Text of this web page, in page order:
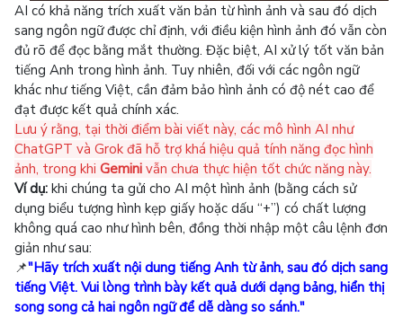
AI có khả năng trích xuất văn bản từ hình ảnh và sau đó dịch
sang ngôn ngữ được chỉ định, với điều kiện hình ảnh đó vẫn còn
đủ rõ để đọc bằng mắt thường. Đặc biệt, AI xử lý tốt văn bản
tiếng Anh trong hình ảnh. Tuy nhiên, đối với các ngôn ngữ
khác như tiếng Việt, cần đảm bảo hình ảnh có độ nét cao để
đạt được kết quả chính xác.
Lưu ý rằng, tại thời điểm bài viết này, các mô hình AI như
ChatGPT và Grok đã hỗ trợ khá hiệu quả tính năng đọc hình
ảnh, trong khi Gemini vẫn chưa thực hiện tốt chức năng này.
Ví dụ: khi chúng ta gửi cho AI một hình ảnh (bằng cách sử
dụng biểu tượng hình kẹp giấy hoặc dấu “+”) có chất lượng
không quá cao như hình bên, đồng thời nhập một câu lệnh đơn
giản như sau:
📌"Hãy trích xuất nội dung tiếng Anh từ ảnh, sau đó dịch sang
tiếng Việt. Vui lòng trình bày kết quả dưới dạng bảng, hiển thị
song song cả hai ngôn ngữ để dễ dàng so sánh."